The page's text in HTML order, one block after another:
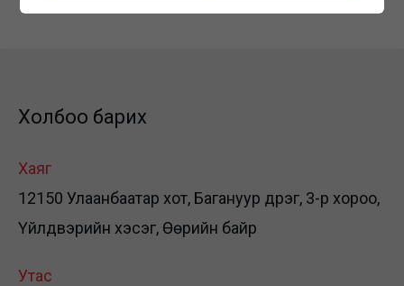
Холбоо барих
Хаяг
12150 Улаанбаатар хот, Багануур дүүрэг, 3-р хороо,
Үйлдвэрийн хэсэг, Өөрийн байр
Утас